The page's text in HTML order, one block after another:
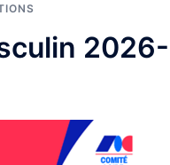
2026-